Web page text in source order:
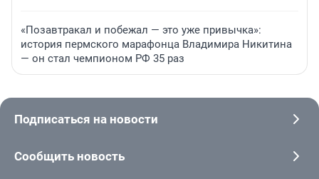
«Позавтракал и побежал — это уже привычка»:
история пермского марафонца Владимира Никитина
— он стал чемпионом РФ 35 раз
Подписаться на новости
Сообщить новость